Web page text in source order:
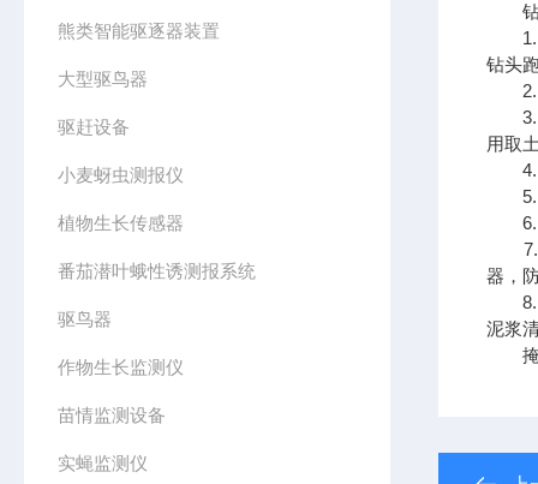
熊类智能驱逐器装置
大型驱鸟器
驱赶设备
小麦蚜虫测报仪
植物生长传感器
番茄潜叶蛾性诱测报系统
驱鸟器
作物生长监测仪
苗情监测设备
实蝇监测仪
钻
1.
钻头
2.
3.
用取
4.
5.
6.
7.将
器，
8.当
泥浆
掩埋